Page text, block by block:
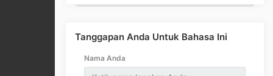
Tanggapan Anda Untuk Bahasa Ini
Nama Anda